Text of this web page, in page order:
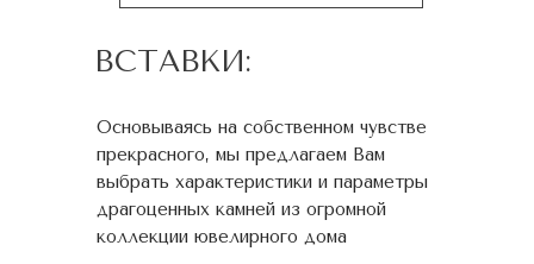
ВСТАВКИ:
Основываясь на собственном чувстве
прекрасного, мы предлагаем Вам
выбрать характеристики и параметры
драгоценных камней из огромной
коллекции ювелирного дома